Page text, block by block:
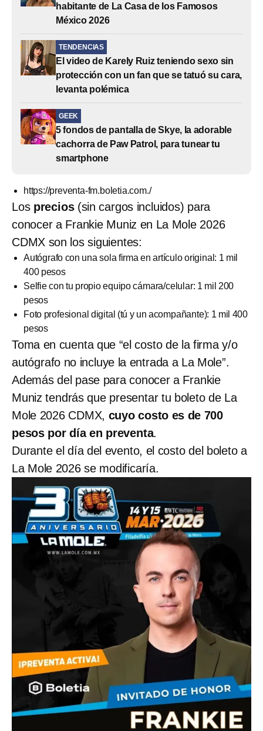
habitante de La Casa de los Famosos
México 2026
TENDENCIAS
El video de Karely Ruiz teniendo sexo sin
protección con un fan que se tatuó su cara,
levanta polémica
GEEK
5 fondos de pantalla de Skye, la adorable
cachorra de Paw Patrol, para tunear tu
smartphone
https://preventa-fm.boletia.com./
Losprecios(sin cargos incluidos) para
conocer a Frankie Muniz en La Mole 2026
CDMX son los siguientes:
Autógrafo con una sola firma en artículo original: 1 mil
400 pesos
Selfie con tu propio equipo cámara/celular: 1 mil 200
pesos
Foto profesional digital (tú y un acompañante): 1 mil 400
pesos
Toma en cuenta que “el costo de la firma y/o
autógrafo no incluye la entrada a La Mole”.
Además del pase para conocer a Frankie
Muniz tendrás que presentar tu boleto de La
Mole 2026 CDMX, cuyo costo es de 700
pesos por día en preventa.
Durante el día del evento, el costo del boleto a
La Mole 2026 se modificaría.